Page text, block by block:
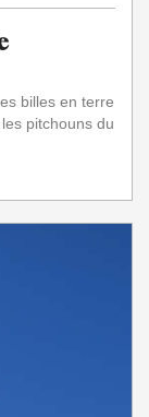
billes en terre
pitchouns du